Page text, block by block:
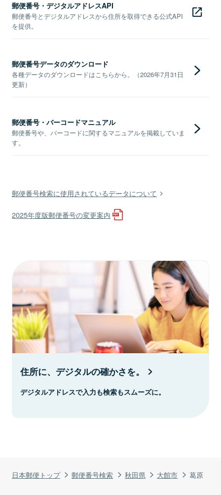
日本郵便トップ 郵便番号検索 秋田県 大館市 葛原
郵便番号・デジタルアドレスAPI
郵便番号とデジタルアドレスから住所を取得できる公式API
を提供。
郵便番号データのダウンロード
各種データのダウンロードはこちらから。（2026年7月31日
更新）
郵便番号・バーコードマニュアル
郵便番号や、バーコードに関するマニュアルを掲載していま
す。
郵便番号検索に使用されているデータについて
2025年度版郵便番号の変更案内
住所に、デジタルの確かさを。
デジタルアドレスで入力も検索もスムーズに。